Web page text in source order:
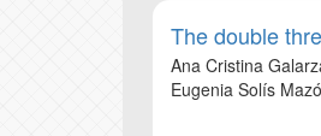
The double
Ana Cristina
Eugenia Solís